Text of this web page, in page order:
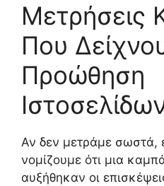
Μετρήσεις
Που
Προώθηση
Αν δεν μετράμε σωστά,
νομίζουμε ότι μια
αυξήθηκαν οι